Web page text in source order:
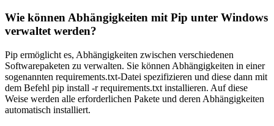
Wie können Abhängigkeiten mit Pip unter Windows
verwaltet werden?
Pip ermöglicht es, Abhängigkeiten zwischen verschiedenen
Softwarepaketen zu verwalten. Sie können Abhängigkeiten in einer
sogenannten requirements.txt-Datei spezifizieren und diese dann mit
dem Befehl pip install -r requirements.txt installieren. Auf diese
Weise werden alle erforderlichen Pakete und deren Abhängigkeiten
automatisch installiert.